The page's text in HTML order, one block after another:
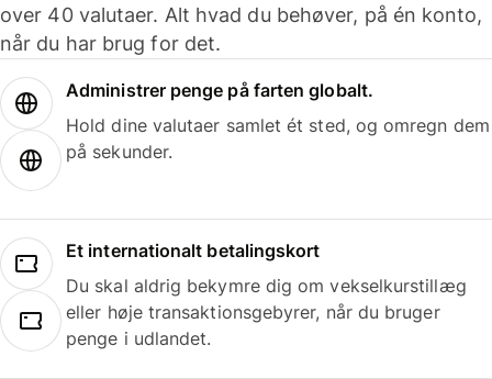
over 40 valutaer. Alt hvad du behøver, på én konto,
når du har brug for det.
Administrer penge på farten globalt.
Hold dine valutaer samlet ét sted, og omregn dem
på sekunder.
Et internationalt betalingskort
Du skal aldrig bekymre dig om vekselkurstillæg
eller høje transaktionsgebyrer, når du bruger
penge i udlandet.